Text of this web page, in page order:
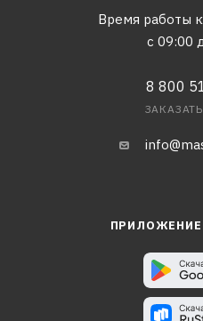
Время работы
с 09:00
8 800